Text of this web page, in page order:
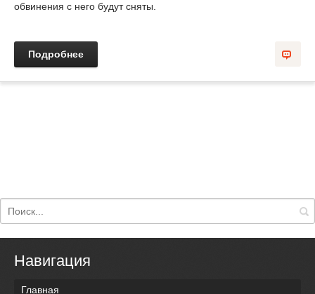
обвинения с него будут сняты.
Подробнее
Навигация
Главная